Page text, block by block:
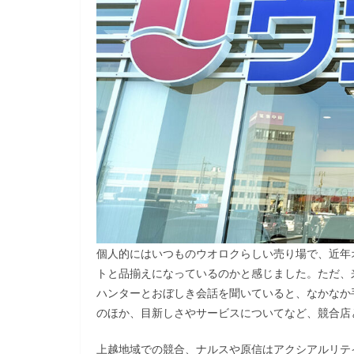
個人的にはいつものウオロクらしい売り場で、近
トと品揃えになっているのかと感じました。ただ
ハンターとおぼしき会話を聞いていると、なかな
のほか、目新しさやサービスについてなど、競合
上越地域での競合、ナルスや原信はアクシアルリ